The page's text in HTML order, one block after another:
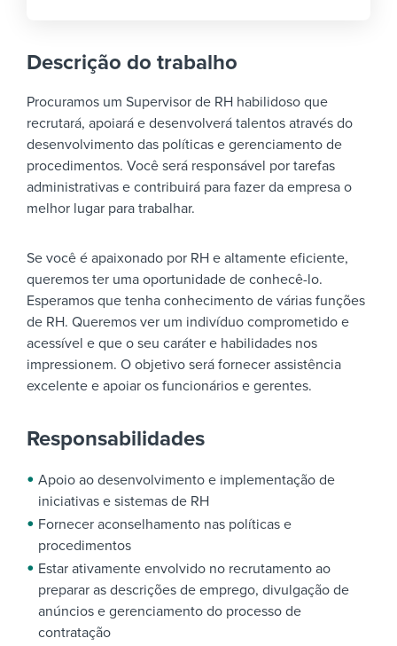
Descrição do trabalho
Procuramos um Supervisor de RH habilidoso que
recrutará, apoiará e desenvolverá talentos através do
desenvolvimento das políticas e gerenciamento de
procedimentos. Você será responsável por tarefas
administrativas e contribuirá para fazer da empresa o
melhor lugar para trabalhar.
Se você é apaixonado por RH e altamente eficiente,
queremos ter uma oportunidade de conhecê-lo.
Esperamos que tenha conhecimento de várias funções
de RH. Queremos ver um indivíduo comprometido e
acessível e que o seu caráter e habilidades nos
impressionem. O objetivo será fornecer assistência
excelente e apoiar os funcionários e gerentes.
Responsabilidades
Apoio ao desenvolvimento e implementação de
iniciativas e sistemas de RH
Fornecer aconselhamento nas políticas e
procedimentos
Estar ativamente envolvido no recrutamento ao
preparar as descrições de emprego, divulgação de
anúncios e gerenciamento do processo de
contratação